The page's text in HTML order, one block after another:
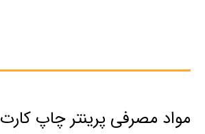
مواد مصرفی پرینتر چاپ کارت